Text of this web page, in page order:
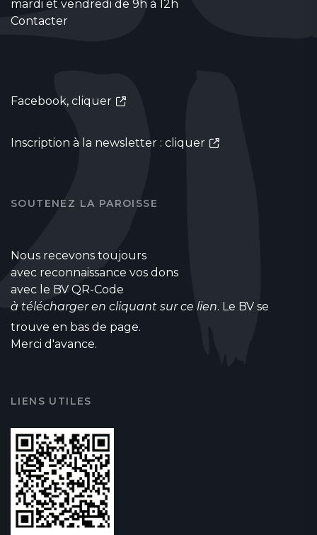
mardi et vendredi de 9h à 12h
Contacter
Facebook, cliquer
Inscription à la newsletter : cliquer
SOUTENEZ LA PAROISSE
Nous recevons toujours
avec reconnaissance vos dons
avec le BV QR-Code
à télécharger en cliquant sur ce lien. Le BV se
trouve en bas de page.
Merci d'avance.
LIENS UTILES